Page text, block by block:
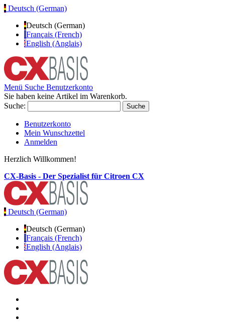
Deutsch (German)
Deutsch (German)
Français (French)
English (Anglais)
Menü Suche Benutzerkonto
Sie haben keine Artikel im Warenkorb.
Suche:
Suche
Benutzerkonto
Mein Wunschzettel
Anmelden
Herzlich Willkommen!
CX-Basis - Der Spezialist für Citroen CX
Deutsch (German)
Deutsch (German)
Français (French)
English (Anglais)